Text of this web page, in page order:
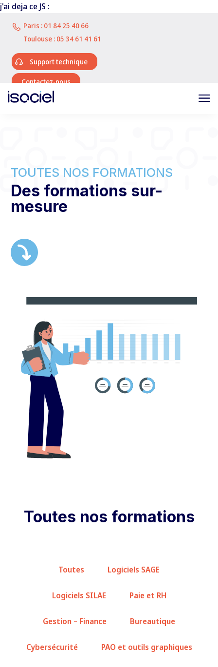
j'ai deja ce JS :
Paris : 01 84 25 40 66
Toulouse : 05 34 61 41 61
Support technique
Contactez-nous
TOUTES NOS FORMATIONS
Des formations sur-
mesure
Toutes nos formations
Toutes Logiciels SAGE
Logiciels SILAE Paie et RH
Gestion – Finance Bureautique
Cybersécurité PAO et outils graphiques